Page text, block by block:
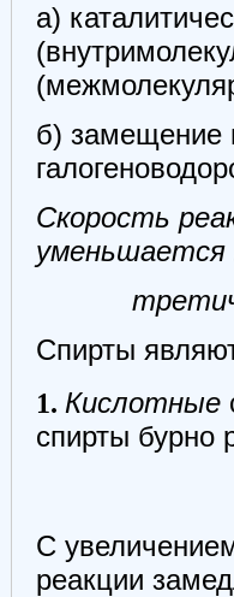
а)
б) замещение
Скорость
уменьшается
Спирты
1. Кислотные
спирты бурно
С
реакции